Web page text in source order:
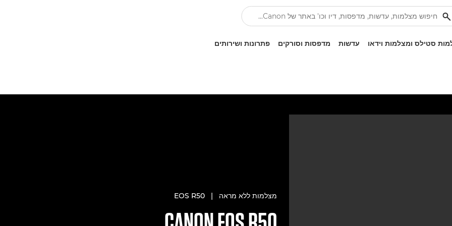
סטילס ומצלמות וידאו עדשות מדפסות וסורקים פתרונות ושירותים
מצלמות ללא מראה |
EOS R50